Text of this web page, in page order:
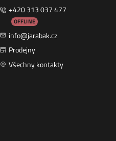
+420 313 037 477
OFFLINE
info@jarabak.cz
Prodejny
Všechny kontakty